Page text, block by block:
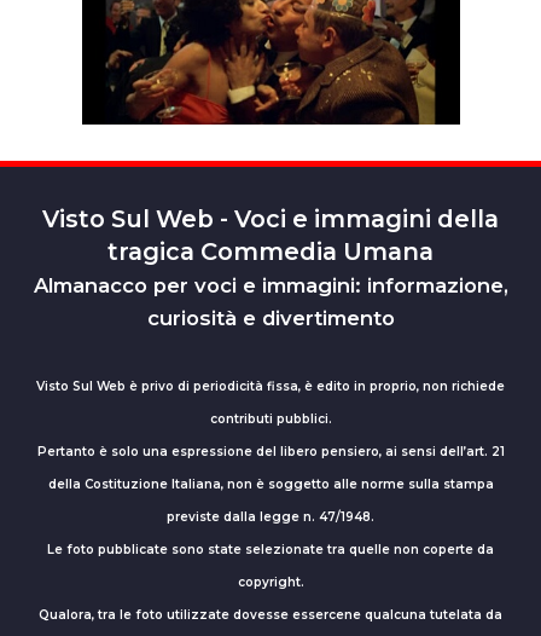
Visto Sul Web - Voci e immagini della
tragica Commedia Umana
Almanacco per voci e immagini: informazione,
curiosità e divertimento
Visto Sul Web è privo di periodicità fissa, è edito in proprio, non richiede
contributi pubblici.
Pertanto è solo una espressione del libero pensiero, ai sensi dell’art. 21
della Costituzione Italiana, non è soggetto alle norme sulla stampa
previste dalla legge n. 47/1948.
Le foto pubblicate sono state selezionate tra quelle non coperte da
copyright.
Qualora, tra le foto utilizzate dovesse essercene qualcuna tutelata da